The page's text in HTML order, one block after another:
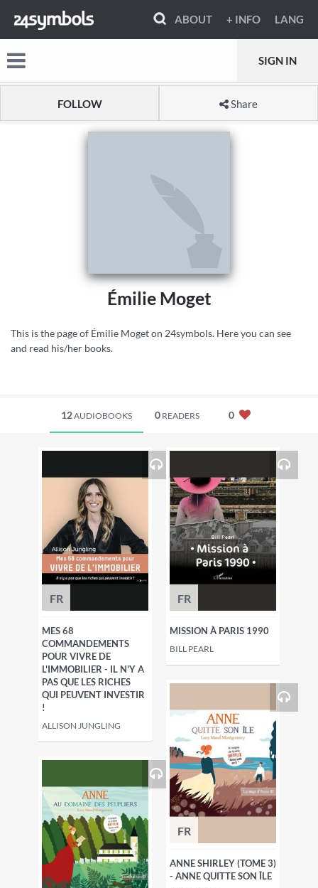
ABOUT + INFO LANG
SIGN IN
FOLLOW Share
Émilie Moget
This is the page of Émilie Moget on 24symbols. Here you can see
and read his/her books.
12AUDIOBOOKS 0READERS 0
FR
MES 68
COMMANDEMENTS
POUR VIVRE DE
L'IMMOBILIER - IL N'Y A
PAS QUE LES RICHES
QUI PEUVENT INVESTIR
!
ALLISON JUNGLING
FR
MISSION À PARIS 1990
BILL PEARL
FR
ANNE SHIRLEY (TOME 3)
- ANNE QUITTE SON ÎLE